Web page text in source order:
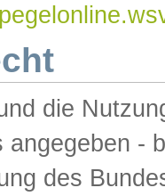
die
angegeben -
des